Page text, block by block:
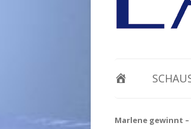
Marlene gewinnt –